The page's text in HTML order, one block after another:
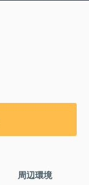
周辺環境